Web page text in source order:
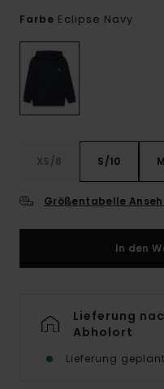
Farbe Eclipse Navy
XS/8 S/10
Größentabelle
In den
Lieferung
Abholort
Lieferung